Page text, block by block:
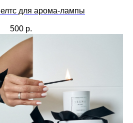
для арома-лампы
500 р.